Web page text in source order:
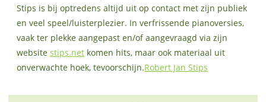
Stips is bij optredens altijd uit op contact met zijn publiek
en veel speel/luisterplezier. In verfrissende pianoversies,
vaak ter plekke aangepast en/of aangevraagd via zijn
website stips.net komen hits, maar ook materiaal uit
onverwachte hoek, tevoorschijn.Robert Jan Stips